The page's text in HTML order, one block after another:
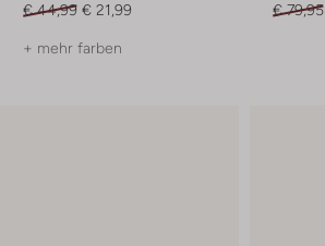
€ 44,99 € 21,99
+ mehr farben
€ 79,95